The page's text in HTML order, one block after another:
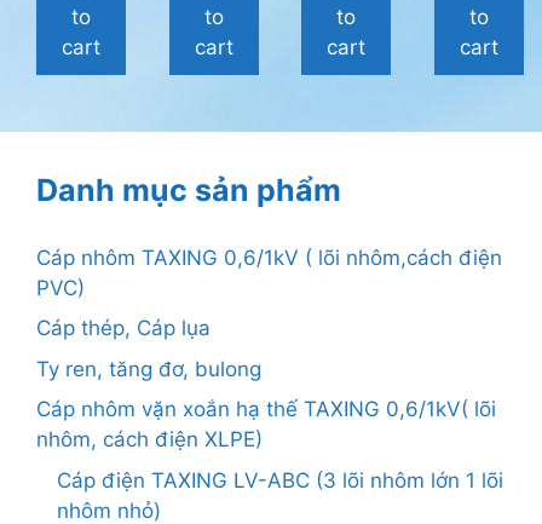
to
cart
to
cart
to
cart
to
cart
Danh mục sản phẩm
Cáp nhôm TAXING 0,6/1kV ( lõi nhôm,cách điện
PVC)
Cáp thép, Cáp lụa
Ty ren, tăng đơ, bulong
Cáp nhôm vặn xoắn hạ thế TAXING 0,6/1kV( lõi
nhôm, cách điện XLPE)
Cáp điện TAXING LV-ABC (3 lõi nhôm lớn 1 lõi
nhôm nhỏ)